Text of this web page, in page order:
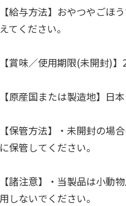
【給与方法】おやつやごほ
えてください。
【賞味／使用期限(未開封)】
【原産国または製造地】日本
【保管方法】・未開封の場
に保管してください。
【諸注意】・当製品は小動
用しないでください。